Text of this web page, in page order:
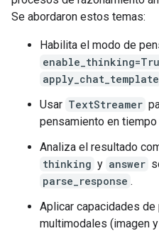
*   *Initial
*   *Refinement
4.  **Final Polish
*   *Setting:*
*   *Details:*
5.  **Review against
=== Answer ===
This image shows
Here is a breakdown
Se abordaron estos temas:
Habilita el modo de
apply_chat_template
Usar TextStreamer
pensamiento en tiempo
Analiza el resultado
thinking y answer
parse_response .
Aplicar capacidades
multimodales (imagen